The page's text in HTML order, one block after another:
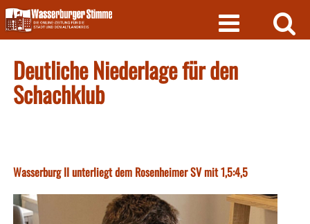
Skip
to
content
Deutliche Niederlage für den
Schachklub
Wasserburg II unterliegt dem Rosenheimer SV mit 1,5:4,5